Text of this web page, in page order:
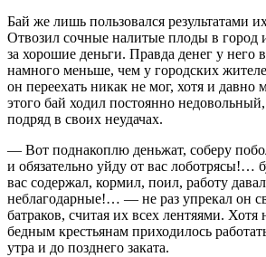
Бай же лишь пользовался результатами
Отвозил сочные налитые плоды в город
за хорошие деньги. Правда денег у него
намного меньше, чем у городских
он переехать никак не мог, хотя и давно
этого бай ходил постоянно
подряд в своих неудачах.
— Вот поднакоплю деньжат, соберу
и обязательно уйду от вас лоботрясы!…
вас содержал, кормил, поил, работу
неблагодарные!… — не раз упрекал он
батраков, считая их всех лентяями. Хотя
бедным крестьянам приходилось
утра и до позднего заката.